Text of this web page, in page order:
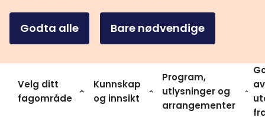
Godta alle Bare nødvendige
Velg ditt
fagområde
Kunnskap
og innsikt
Program,
utlysninger og
arrangementer
av